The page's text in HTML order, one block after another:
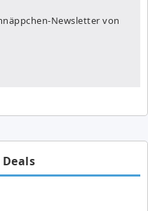
Newsletter von